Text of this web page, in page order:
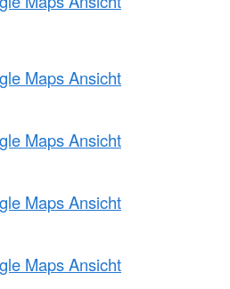
Maps Ansicht
Maps Ansicht
Maps Ansicht
Maps Ansicht